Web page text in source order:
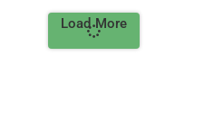
Load More